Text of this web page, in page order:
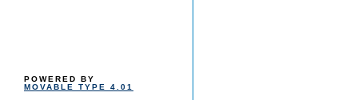
POWERED BY
MOVABLE TYPE 4.01